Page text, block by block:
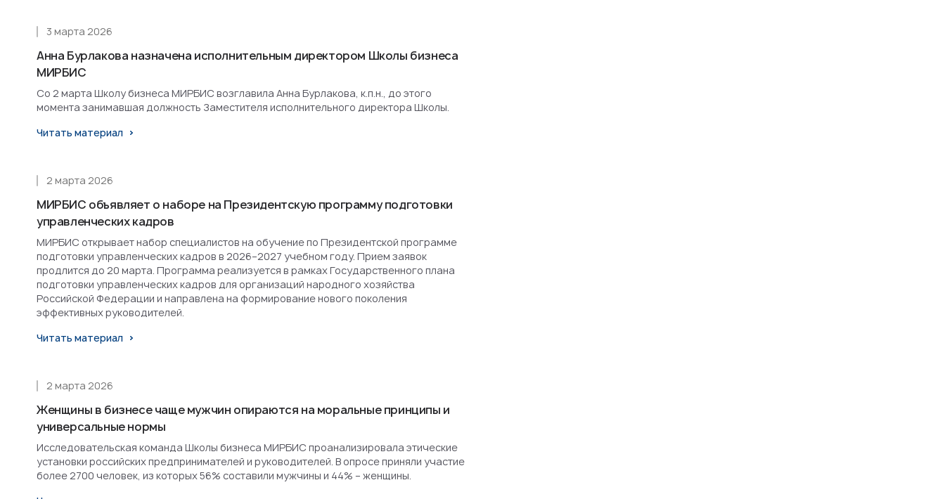
Анна Бурлакова назначена исполнительным директором Школы бизнеса
МИРБИС
3 марта 2026
Со 2 марта Школу бизнеса МИРБИС возглавила Анна Бурлакова, к.п.н., до этого
момента занимавшая должность Заместителя исполнительного директора Школы.
Читать материал
МИРБИС объявляет о наборе на Президентскую программу подготовки
управленческих кадров
2 марта 2026
МИРБИС открывает набор специалистов на обучение по Президентской программе
подготовки управленческих кадров в 2026–2027 учебном году. Прием заявок
продлится до 20 марта. Программа реализуется в рамках Государственного плана
подготовки управленческих кадров для организаций народного хозяйства
Российской Федерации и направлена на формирование нового поколения
эффективных руководителей.
Читать материал
Женщины в бизнесе чаще мужчин опираются на моральные принципы и
универсальные нормы
2 марта 2026
Исследовательская команда Школы бизнеса МИРБИС проанализировала этические
установки российских предпринимателей и руководителей. В опросе приняли участие
более 2700 человек, из которых 56% составили мужчины и 44% – женщины.